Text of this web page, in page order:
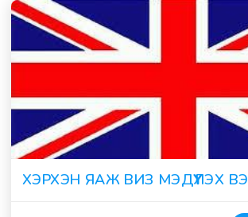
ХЭРХЭН ЯАЖ ВИЗ МЭДҮҮЛЭХ ВЭ